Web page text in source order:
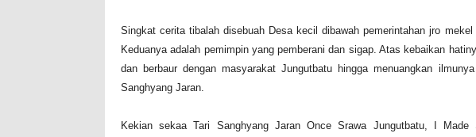
Singkat cerita tibalah disebuah Desa kecil dibawah pemerintahan jro
Keduanya adalah pemimpin yang pemberani dan sigap. Atas kebaikan
dan berbaur dengan masyarakat Jungutbatu hingga menuangkan
Sanghyang Jaran.
Kekian sekaa Tari Sanghyang Jaran Once Srawa Jungutbatu, I Made